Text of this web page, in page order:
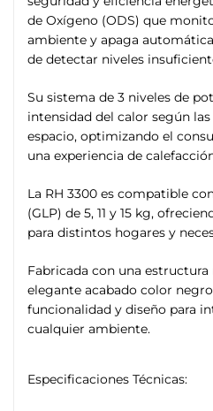
de Oxígeno (ODS) que
ambiente y apaga
de detectar niveles
Su sistema de 3 niveles de
intensidad del calor según las
espacio, optimizando el
una experiencia de
La RH 3300 es compatible
(GLP) de 5, 11 y 15 kg,
para distintos hogares y
Fabricada con una
elegante acabado color
funcionalidad y diseño para
cualquier ambiente.
Especificaciones Técnicas: